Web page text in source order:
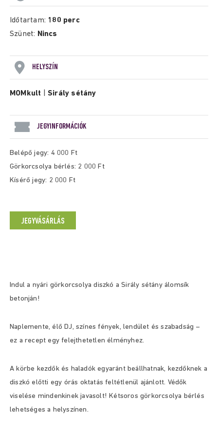
Időtartam: 180 perc
Szünet: Nincs
HELYSZÍN
MOMkult |Sirály sétány
JEGYINFORMÁCIÓK
Belépő jegy: 4 000 Ft
Görkorcsolya bérlés: 2 000 Ft
Kísérő jegy: 2 000 Ft
JEGYVÁSÁRLÁS
Indul a nyári görkorcsolya diszkó a Sirály sétány álomsík
betonján!
Naplemente, élő DJ, színes fények, lendület és szabadság –
ez a recept egy felejthetetlen élményhez.
A körbe kezdők és haladók egyaránt beállhatnak, kezdőknek a
diszkó előtti egy órás oktatás feltétlenül ajánlott. Védők
viselése mindenkinek javasolt! Kétsoros görkorcsolya bérlés
lehetséges a helyszínen.